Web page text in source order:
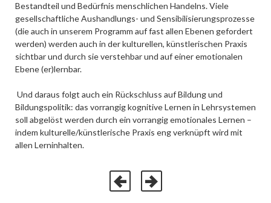
Bestandteil und Bedürfnis menschlichen Handelns. Viele
gesellschaftliche Aushandlungs- und Sensibilisierungsprozesse
(die auch in unserem Programm auf fast allen Ebenen gefordert
werden) werden auch in der kulturellen, künstlerischen Praxis
sichtbar und durch sie verstehbar und auf einer emotionalen
Ebene (er)lernbar.
Und daraus folgt auch ein Rückschluss auf Bildung und
Bildungspolitik: das vorrangig kognitive Lernen in Lehrsystemen
soll abgelöst werden durch ein vorrangig emotionales Lernen –
indem kulturelle/künstlerische Praxis eng verknüpft wird mit
allen Lerninhalten.